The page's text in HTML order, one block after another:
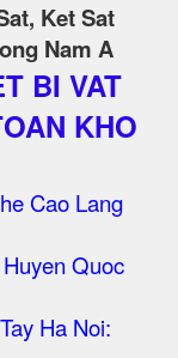
Ket Sat
Nam A
BI VAT
KHO
Cao Lang
Quoc
Ha Noi: